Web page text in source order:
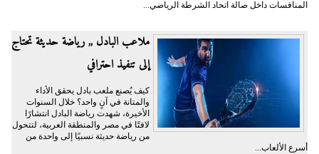
المنافسات داخل صالة اتحاد الشرطة الرياضي...
ملاعب البادل ,, رياضة حديثة تحتاج
إلى تنفيذ احترافي
كيف يُصنع ملعب بادل يحقق الأداء
والمتانة في آنٍ واحد؟ خلال السنوات
الأخيرة، شهدت رياضة البادل انتشارًا
لافتًا في مصر والمنطقة العربية، لتتحول
من رياضة حديثة نسبيًا إلى واحدة من
أسرع الألعاب...